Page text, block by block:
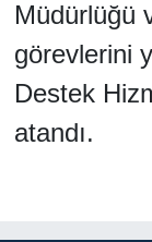
Müdürlüğü
görevlerini
Destek
atandı.